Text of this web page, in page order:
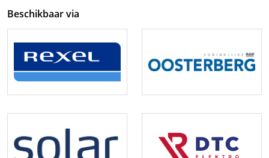
Beschikbaar via